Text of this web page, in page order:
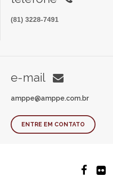
(81) 3228-7491
e-mail
amppe@amppe.com.br
ENTRE EM CONTATO